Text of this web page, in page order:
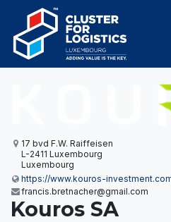
Skip to Content
17 bvd F.W. Raiffeisen
L-2411 Luxembourg
Luxembourg
https://www.kouros-
francis.bretnacher@gmail.com
Kouros SA